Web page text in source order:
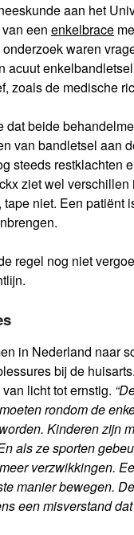
aan het
een enkelbrace
waren
acuut
zoals de medische
dat beide
van bandletsel aan
steeds restklachten
ziet wel verschillen
niet. Een patiënt
regel nog niet
in Nederland naar
bij de
licht tot ernstig.
rondom de
Kinderen zijn
als ze sporten
verzwikkingen.
manier bewegen.
een misverstand